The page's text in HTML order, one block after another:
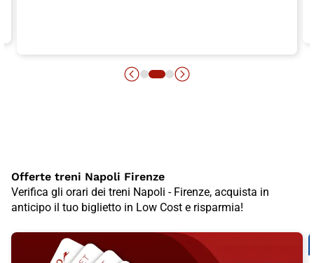
Offerte treni Napoli Firenze
Verifica gli orari dei treni Napoli - Firenze, acquista in
anticipo il tuo biglietto in Low Cost e risparmia!